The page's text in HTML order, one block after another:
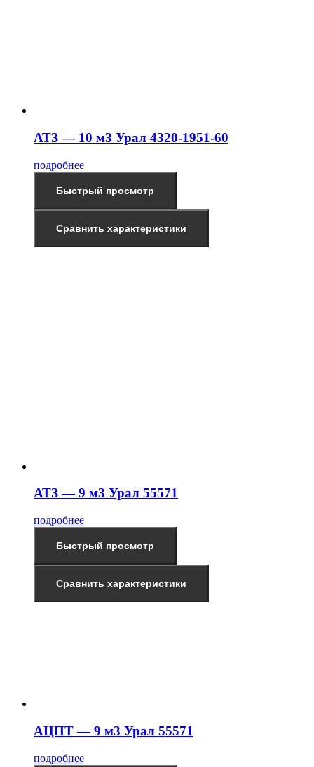
АТЗ — 10 м3 Урал 4320-1951-60
подробнее
Быстрый просмотр
Сравнить характеристики
АТЗ — 9 м3 Урал 55571
подробнее
Быстрый просмотр
Сравнить характеристики
АЦПТ — 9 м3 Урал 55571
подробнее